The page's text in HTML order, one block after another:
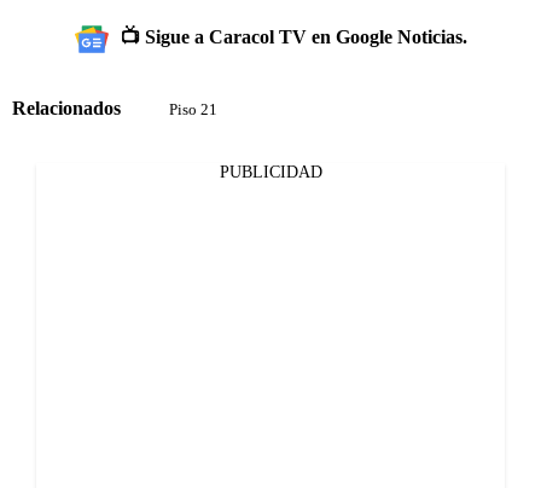
📺 Sigue a Caracol TV en Google Noticias.
Relacionados Piso 21
PUBLICIDAD